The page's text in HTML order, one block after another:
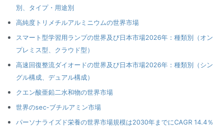
別、タイプ・用途別
高純度トリメチルアルミニウムの世界市場
スマート型学習用ランプの世界及び日本市場2026年：種類別（オン
プレミス型、クラウド型）
高速回復整流ダイオードの世界及び日本市場2026年：種類別（シン
グル構成、デュアル構成）
クエン酸亜鉛二水和物の世界市場
世界のsec-ブチルアミン市場
パーソナライズド栄養の世界市場規模は2030年までにCAGR 14.4％